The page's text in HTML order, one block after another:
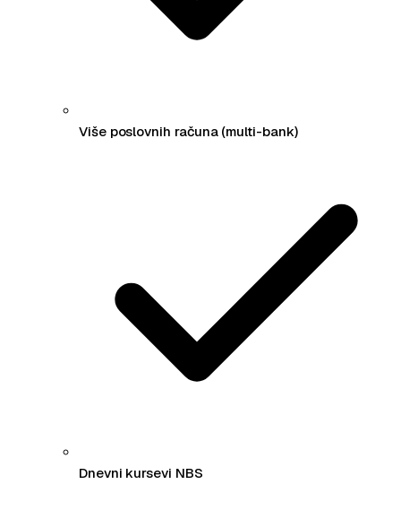
Više poslovnih računa (multi-bank)
Dnevni kursevi NBS